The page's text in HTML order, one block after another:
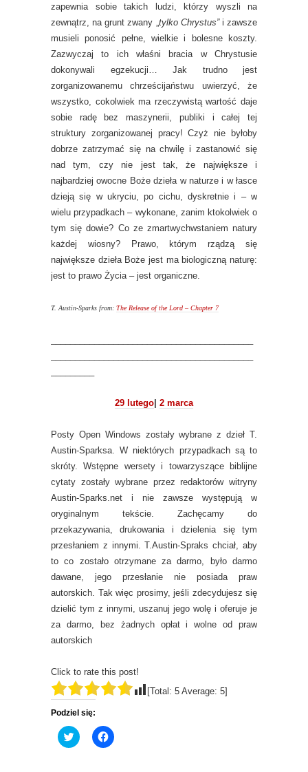
zapewnia sobie takich ludzi, którzy wyszli na
zewnątrz, na grunt zwany „ tylko Chrystus”i zawsze
musieli ponosić pełne, wielkie i bolesne koszty.
Zazwyczaj to ich właśni bracia w Chrystusie
dokonywali egzekucji… Jak trudno jest
zorganizowanemu chrześcijaństwu uwierzyć, że
wszystko, cokolwiek ma rzeczywistą wartość daje
sobie radę bez maszynerii, publiki i całej tej
struktury zorganizowanej pracy! Czyż nie byłoby
dobrze zatrzymać się na chwilę i zastanowić się
nad tym, czy nie jest tak, że największe i
najbardziej owocne Boże dzieła w naturze i w łasce
dzieją się w ukryciu, po cichu, dyskretnie i – w
wielu przypadkach – wykonane, zanim ktokolwiek o
tym się dowie? Co ze zmartwychwstaniem natury
każdej wiosny? Prawo, którym rządzą się
największe dzieła Boże jest ma biologiczną naturę:
jest to prawo Życia – jest organiczne.
T. Austin-Sparks from: The Release of the Lord – Chapter 7
29 lutego| 2 marca
Posty Open Windows zostały wybrane z dzieł T.
Austin-Sparksa. W niektórych przypadkach są to
skróty. Wstępne wersety i towarzyszące biblijne
cytaty zostały wybrane przez redaktorów witryny
Austin-Sparks.net i nie zawsze występują w
oryginalnym tekście. Zachęcamy do
przekazywania, drukowania i dzielenia się tym
przesłaniem z innymi. T.Austin-Spraks chciał, aby
to co zostało otrzymane za darmo, było darmo
dawane, jego przesłanie nie posiada praw
autorskich. Tak więc prosimy, jeśli zdecydujesz się
dzielić tym z innymi, uszanuj jego wolę i oferuje je
za darmo, bez żadnych opłat i wolne od praw
autorskich
Click to rate this post!
[Total: 5 Average: 5]
Podziel się:
C
l
C
l